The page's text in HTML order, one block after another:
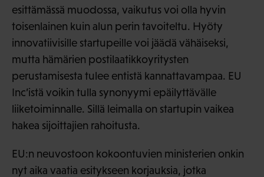
esittämässä muodossa, vaikutus voi olla hyvin
toisenlainen kuin alun perin tavoiteltu. Hyöty
innovatiivisille startupeille voi jäädä vähäiseksi,
mutta hämärien postilaatikkoyritysten
perustamisesta tulee entistä kannattavampaa. EU
Inc’istä voikin tulla synonyymi epäilyttävälle
liiketoiminnalle. Sillä leimalla on startupin vaikea
hakea sijoittajien rahoitusta.
EU:n neuvostoon kokoontuvien ministerien onkin
nyt aika vaatia esitykseen korjauksia, jotka